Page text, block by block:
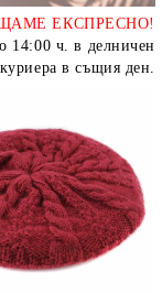
ЕКСПРЕСНО!
14:00 ч. в делничен
в същия ден.